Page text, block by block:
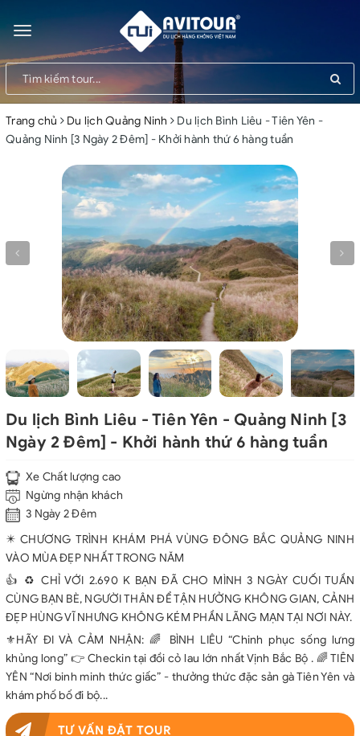
Toggle
navigation
Trang chủ Du lịch Quảng Ninh
Du lịch Bình Liêu - Tiên Yên -
Quảng Ninh [3 Ngày 2 Đêm] - Khởi hành thứ 6 hàng tuần
Du lịch Bình Liêu - Tiên Yên - Quảng Ninh [3
Ngày 2 Đêm] - Khởi hành thứ 6 hàng tuần
Xe Chất lượng cao
Ngừng nhận khách
3 Ngày 2 Đêm
✴️ CHƯƠNG TRÌNH KHÁM PHÁ VÙNG ĐÔNG BẮC QUẢNG NINH
VÀO MÙA ĐẸP NHẤT TRONG NĂM
👍 ♻️ CHỈ VỚI 2.690 K BẠN ĐÃ CHO MÌNH 3 NGÀY CUỐI TUẦN
CÙNG BẠN BÈ, NGƯỜI THÂN ĐỂ TẬN HƯỞNG KHÔNG GIAN, CẢNH
ĐẸP HÙNG VĨ NHƯNG KHÔNG KÉM PHẦN LÃNG MẠN TẠI NƠI NÀY.
⚜️HÃY ĐI VÀ CẢM NHẬN: 🌈 BÌNH LIÊU “Chinh phục sống lưng
khủng long” 👉 Checkin tại đồi cỏ lau lớn nhất Vịnh Bắc Bộ . 🌈 TIÊN
YÊN “Nơi binh minh thức giấc” - thưởng thức đặc sản gà Tiên Yên và
khám phố bố đi bộ...
TƯ VẤN ĐẶT TOUR